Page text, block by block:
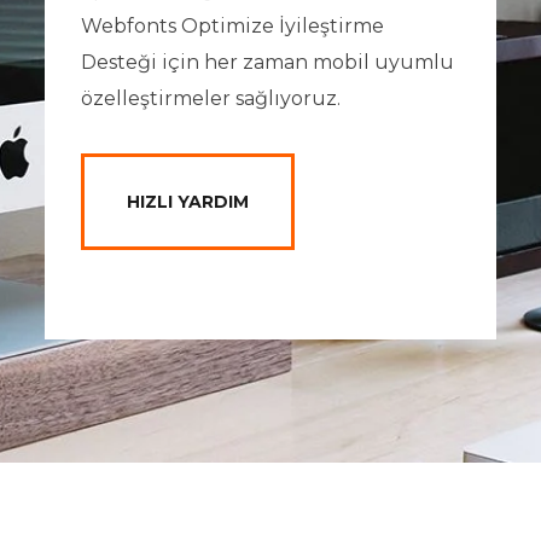
Webfonts Optimize İyileştirme
Desteği için her zaman mobil uyumlu
özelleştirmeler sağlıyoruz.
HIZLI YARDIM